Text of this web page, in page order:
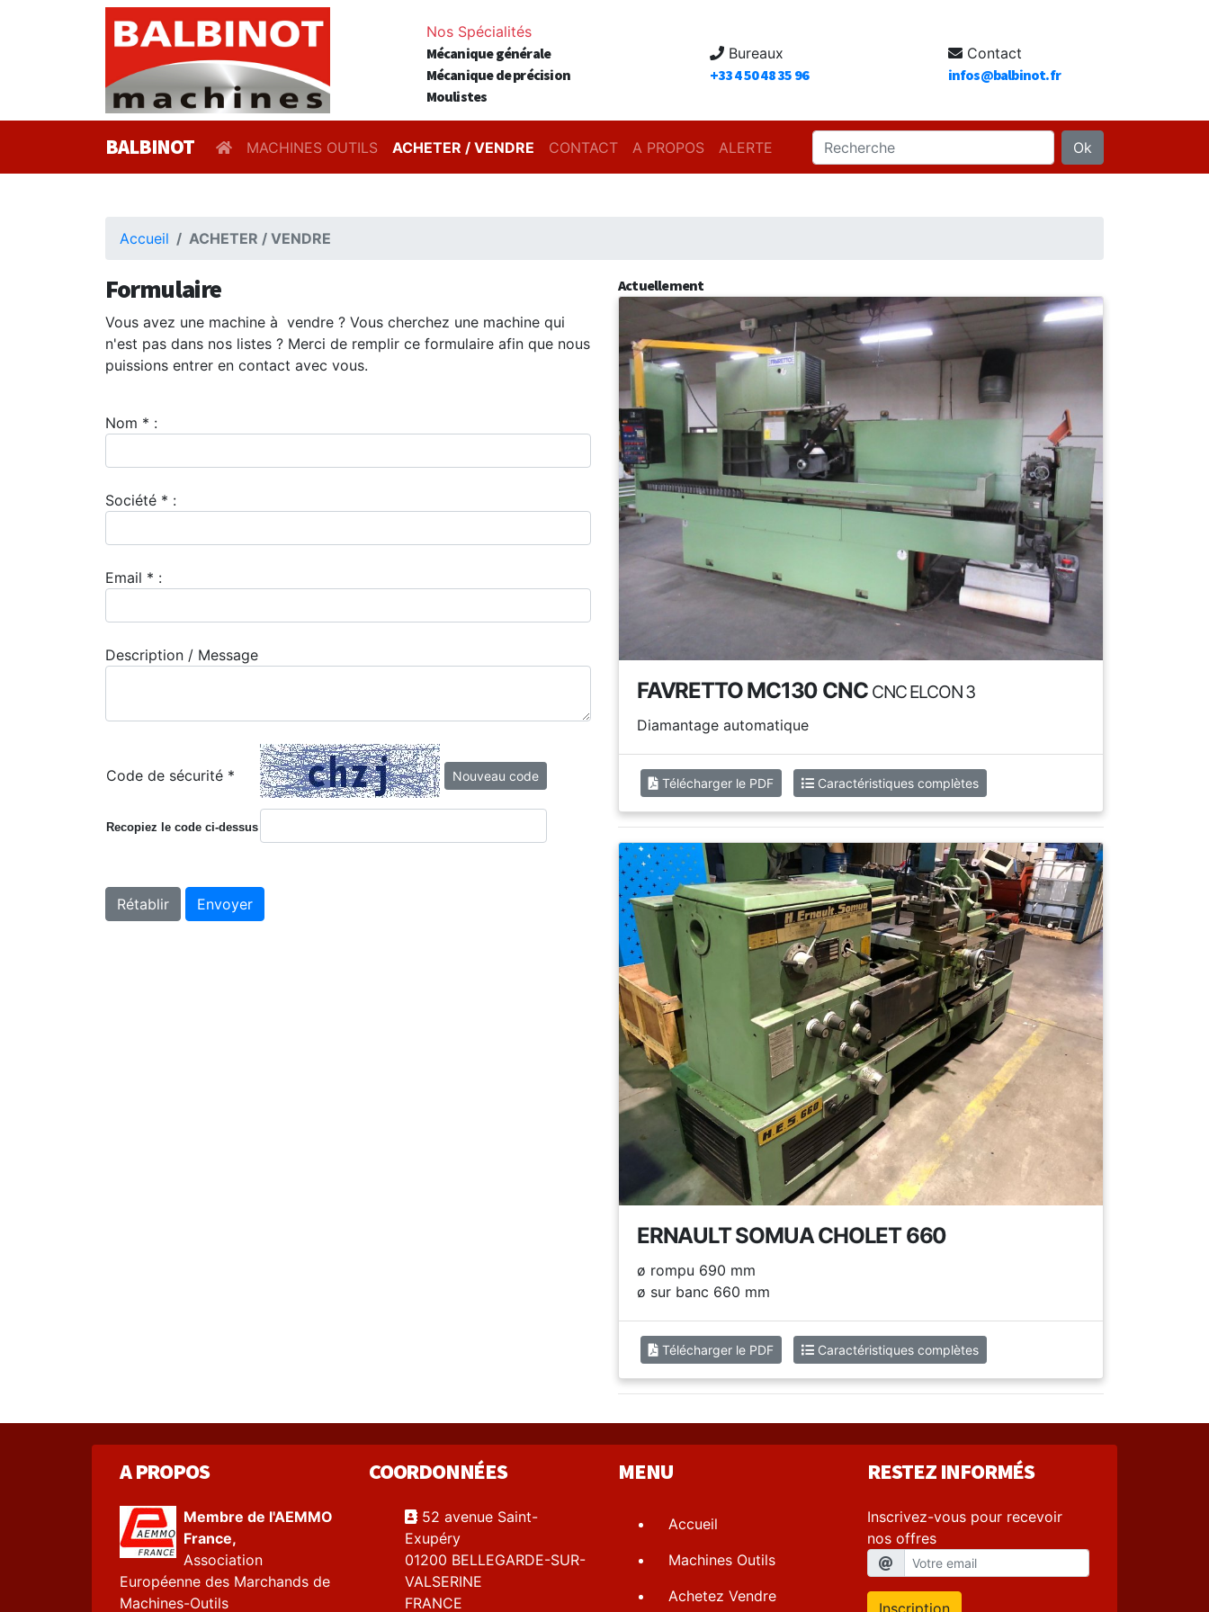
Nos Spécialités
Mécanique générale
Mécanique de précision
Moulistes
Bureaux
+33 4 50 48 35 96
Contact
infos@balbinot.fr
BALBINOT MACHINES OUTILS ACHETER / VENDRE CONTACT A PROPOS ALERTE Ok
Accueil ACHETER / VENDRE
Formulaire
Vous avez une machine à vendre ? Vous cherchez une machine qui
n'est pas dans nos listes ? Merci de remplir ce formulaire afin que nous
puissions entrer en contact avec vous.
Nom * :
Société * :
Email * :
Description / Message
Code de sécurité *
Recopiez le code ci-dessus
Actuellement
FAVRETTO MC130 CNC CNC ELCON 3
Diamantage automatique
Télécharger le PDF Caractéristiques complètes
ERNAULT SOMUA CHOLET 660
ø rompu 690 mm
ø sur banc 660 mm
Télécharger le PDF Caractéristiques complètes
A PROPOS
Membre de l'AEMMO
France,
Association
Européenne des Marchands de
Machines-Outils
COORDONNÉES
52 avenue Saint-
Exupéry
01200 BELLEGARDE-SUR-
VALSERINE
FRANCE
MENU
Accueil
Machines Outils
Achetez Vendre
RESTEZ INFORMÉS
Inscrivez-vous pour recevoir
nos offres
Inscription